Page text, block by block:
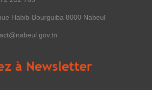
Habib-Bourguiba 8000 Nabeul